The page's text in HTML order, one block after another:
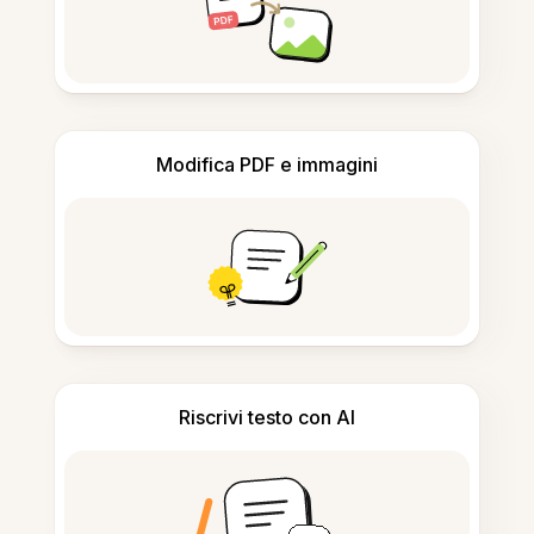
Modifica PDF e immagini
Riscrivi testo con AI